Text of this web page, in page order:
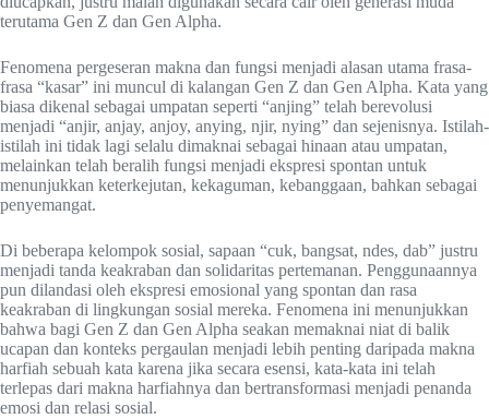
terutama Gen Z dan Gen Alpha.
Fenomena pergeseran makna dan fungsi menjadi alasan utama frasa-
frasa “kasar” ini muncul di kalangan Gen Z dan Gen Alpha. Kata yang
biasa dikenal sebagai umpatan seperti “anjing” telah berevolusi
menjadi “anjir, anjay, anjoy, anying, njir, nying” dan sejenisnya. Istilah-
istilah ini tidak lagi selalu dimaknai sebagai hinaan atau umpatan,
melainkan telah beralih fungsi menjadi ekspresi spontan untuk
menunjukkan keterkejutan, kekaguman, kebanggaan, bahkan sebagai
penyemangat.
Di beberapa kelompok sosial, sapaan “cuk, bangsat, ndes, dab” justru
menjadi tanda keakraban dan solidaritas pertemanan. Penggunaannya
pun dilandasi oleh ekspresi emosional yang spontan dan rasa
keakraban di lingkungan sosial mereka. Fenomena ini menunjukkan
bahwa bagi Gen Z dan Gen Alpha seakan memaknai niat di balik
ucapan dan konteks pergaulan menjadi lebih penting daripada makna
harfiah sebuah kata karena jika secara esensi, kata-kata ini telah
terlepas dari makna harfiahnya dan bertransformasi menjadi penanda
emosi dan relasi sosial.